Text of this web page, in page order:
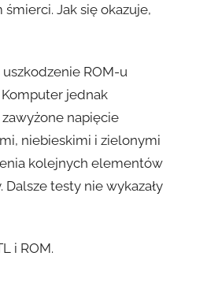
Jak się okazuje,
ROM-u
Komputer jednak
napięcie
niebieskimi i zielonymi
kolejnych elementów
Dalsze testy nie wykazały
i ROM.